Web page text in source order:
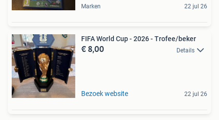
Marken 22 jul 26
FIFA World Cup - 2026 - Trofee/beker
€ 8,00 Details
Bezoek website 22 jul 26